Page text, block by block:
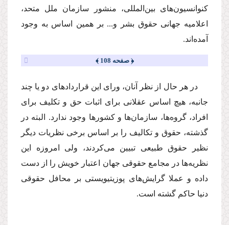
كنوانسیون‌هاى بین‌المللى، منشور سازمان ملل متحد،
اعلامیه جهانى حقوق بشر و... بر همین اساس به وجود
آمده‌اند.
﴿ صفحه 108 ﴾
در هر حال از نظر آنان، وراى این قراردادهاى دو یا چند
جانبه، هیچ اساس عقلانى براى اثبات حق و تكلیف براى
افراد، گروه‌ها، سازمان‌ها و كشورها وجود ندارد. البته در
گذشته، حقوق و تكالیف را بر اساس برخى نظریات دیگر
نظیر حقوق طبیعى تبیین مى‌كردند، ولى امروزه این
نظریه‌ها در مجامع حقوقى جهان اعتبار خویش را از دست
داده و عملا گرایش‌هاى پوزیتیویستى بر محافل حقوقى
دنیا حاكم گشته است.